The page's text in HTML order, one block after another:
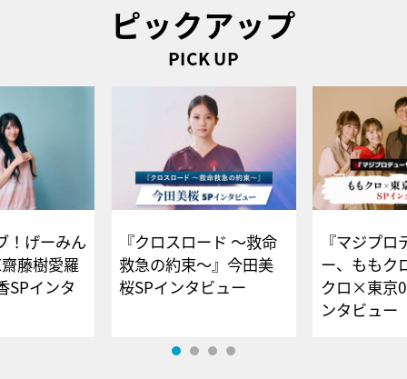
ピックアップ
PICK UP
！げーみん
藤樹愛羅
SPインタ
『クロスロード ～救命
救急の約束～』今田美
桜SPインタビュー
『マジプロ
ー、ももク
クロ×東京
ンタビュー